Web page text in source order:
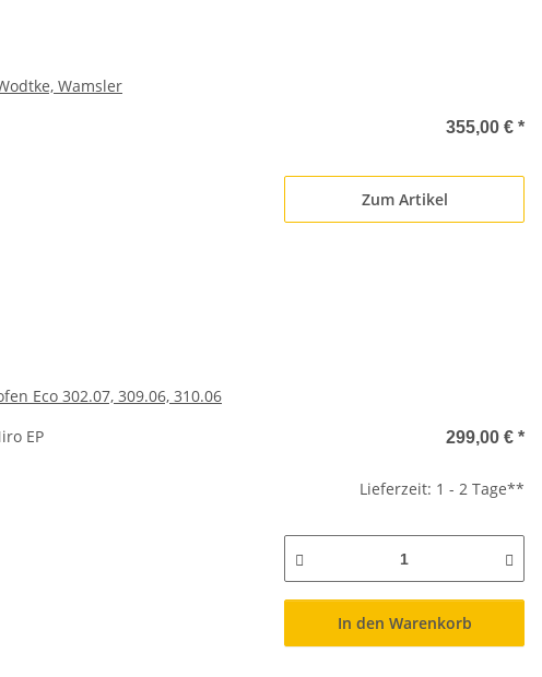
Wamsler
355,00 € *
Zum Artikel
Eco 302.07, 309.06, 310.06
EP
299,00 € *
Lieferzeit: 1 - 2 Tage**
In den Warenkorb